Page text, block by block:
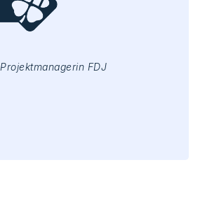
Projektmanagerin FDJ